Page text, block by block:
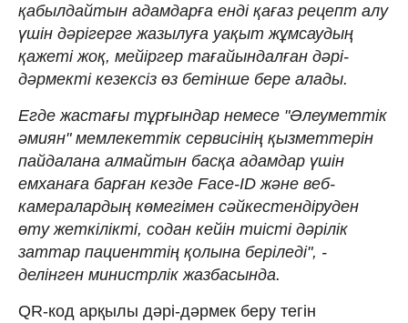
қабылдайтын адамдарға енді қағаз рецепт алу
үшін дәрігерге жазылуға уақыт жұмсаудың
қажеті жоқ, мейіргер тағайындалған дәрі-
дәрмекті кезексіз өз бетінше бере алады.
Егде жастағы тұрғындар немесе "Әлеуметтік
әмиян" мемлекеттік сервисінің қызметтерін
пайдалана алмайтын басқа адамдар үшін
емханаға барған кезде Face-ID және веб-
камералардың көмегімен сәйкестендіруден
өту жеткілікті, содан кейін тиісті дәрілік
заттар пациенттің қолына беріледі", -
делінген министрлік жазбасында.
QR-код арқылы дәрі-дәрмек беру тегін